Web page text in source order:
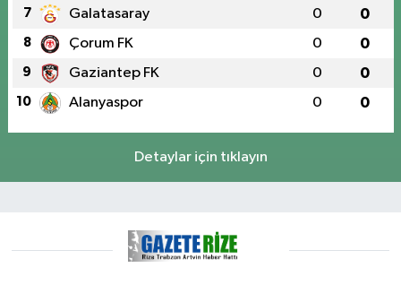
7 Galatasaray 0 0
8 Çorum FK 0 0
9 Gaziantep FK 0 0
10 Alanyaspor 0 0
Detaylar için tıklayın